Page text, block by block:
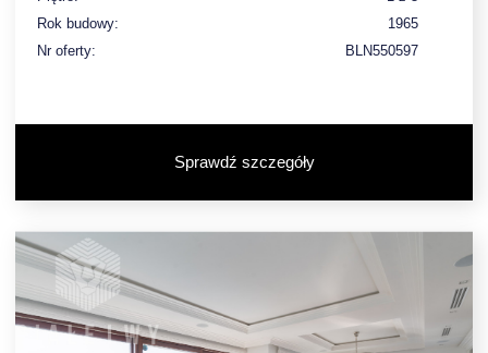
Rok budowy:
1965
Nr oferty:
BLN550597
Sprawdź szczegóły